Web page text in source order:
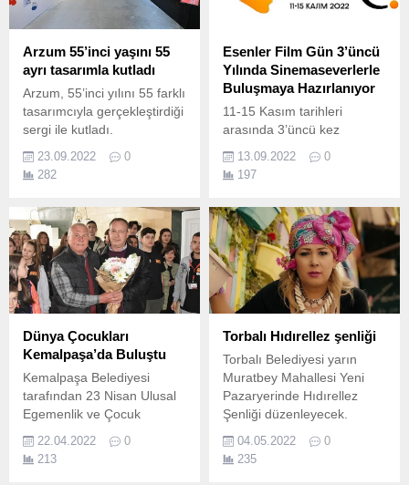
kariyer planı sunmayı
imza atmaya hazırlanıyor.
Arzum 55’inci yaşını 55
ayrı tasarımla kutladı
Arzum, 55’inci yılını 55 farklı
tasarımcıyla gerçekleştirdiği
sergi ile kutladı.
23.09.2022
0
282
Esenler Film Gün 3’üncü
Yılında Sinemaseverlerle
Buluşmaya Hazırlanıyor
11-15 Kasım tarihleri
arasında 3’üncü kez
olan “Esenler Film Günleri”,
bu yıl programına eklenen
Desteği” ve yepyeni
fikirleriyle sinema
profesyonelleri ve seyircileri
buluşturmaya hazırlanıyor.
13.09.2022
0
197
Dünya Çocukları
Kemalpaşa’da Buluştu
Kemalpaşa Belediyesi
tarafından 23 Nisan Ulusal
Egemenlik ve Çocuk
düzenlenen “23 Nisan
Uluslararası Çocuk Şenliği”
22.04.2022
0
213
Torbalı Hıdırellez şenliği
Torbalı Belediyesi yarın
Muratbey Mahallesi Yeni
Pazaryerinde Hıdırellez
Şenliği düzenleyecek.
04.05.2022
0
235